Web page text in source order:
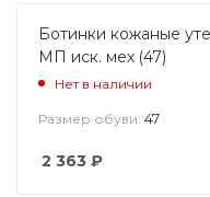
Ботинки кожаные
МП иск. мех (47)
Нет в наличии
Размер обуви: 47
2 363 ₽